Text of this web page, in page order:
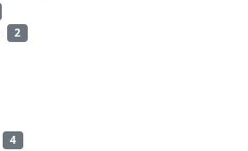
2
4